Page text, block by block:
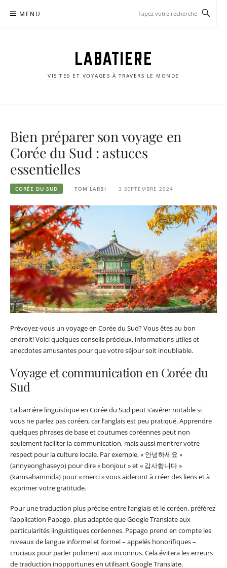
MENU
LABATIERE
VISITES ET VOYAGES À TRAVERS LE MONDE
Bien préparer son voyage en
Corée du Sud : astuces
essentielles
CORÉE DU SUD TOM LARBI 3 SEPTEMBRE 2024
Prévoyez-vous un voyage en Corée du Sud? Vous êtes au bon
endroit! Voici quelques conseils précieux, informations utiles et
anecdotes amusantes pour que votre séjour soit inoubliable.
Voyage et communication en Corée du
Sud
La barrière linguistique en Corée du Sud peut s’avérer notable si
vous ne parlez pas coréen, car l’anglais est peu pratiqué. Apprendre
quelques phrases de base et coutumes coréennes peut non
seulement faciliter la communication, mais aussi montrer votre
respect pour la culture locale. Par exemple, « 안녕하세요 »
(annyeonghaseyo) pour dire « bonjour » et « 감사합니다 »
(kamsahamnida) pour « merci » vous aideront à créer des liens et à
exprimer votre gratitude.
Pour une traduction plus précise entre l’anglais et le coréen, préférez
l’application Papago, plus adaptée que Google Translate aux
particularités linguistiques coréennes. Papago prend en compte les
niveaux de langue informel et formel – appelés honorifiques –
cruciaux pour parler poliment aux inconnus. Cela évitera les erreurs
de traduction inopportunes en utilisant Google Translate.